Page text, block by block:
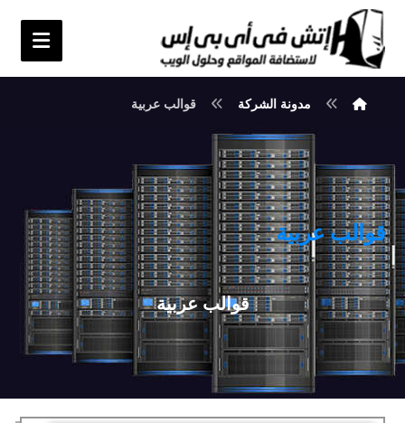
مدونة الشركة قوالب عربية
قوالب عربية
قوالب عربية